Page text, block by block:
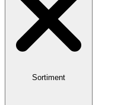
Sortiment